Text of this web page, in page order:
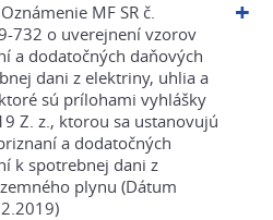
MF SR č.
732 o uverejnení vzorov
a dodatočných daňových
dani z elektriny, uhlia a
sú prílohami vyhlášky
Z. z., ktorou sa ustanovujú
a dodatočných
k spotrebnej dani z
plynu (Dátum